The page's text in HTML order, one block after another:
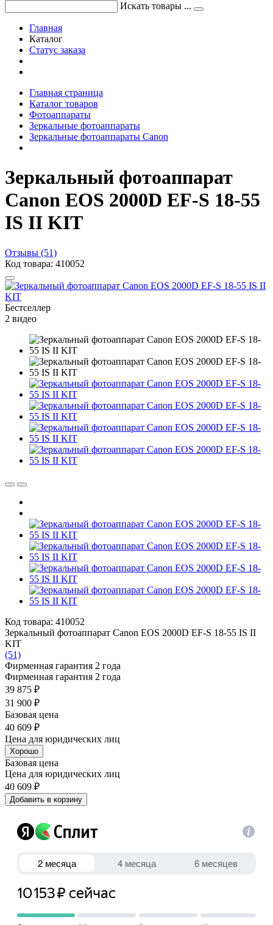
Искать товары ...
Главная
Каталог
Статус заказа
Главная страница
Каталог товаров
Фотоаппараты
Зеркальные фотоаппараты
Зеркальные фотоаппараты Canon
Зеркальный фотоаппарат
Canon EOS 2000D EF-S 18-55
IS II KIT
Отзывы (51)
Код товара: 410052
Бестселлер
2 видео
Код товара: 410052
Зеркальный фотоаппарат Canon EOS 2000D EF-S 18-55 IS II
KIT
(51)
Фирменная гарантия 2 года
Фирменная гарантия 2 года
39 875 ₽
31 900 ₽
Базовая цена
40 609 ₽
Цена для юридических лиц
Хорошо
Базовая цена
Цена для юридических лиц
40 609 ₽
Добавить в корзину